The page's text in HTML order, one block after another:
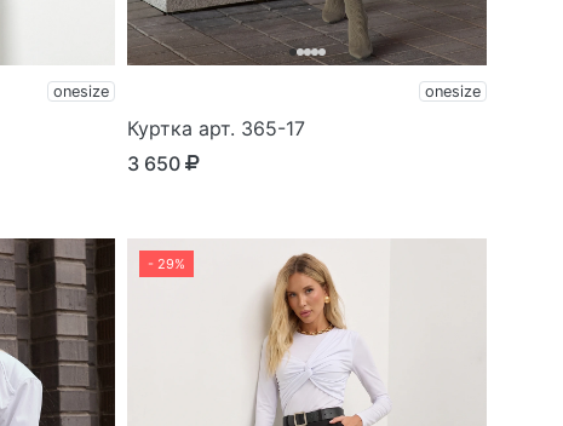
onesize onesize
Куртка арт. 365-17
3 650
- 29%